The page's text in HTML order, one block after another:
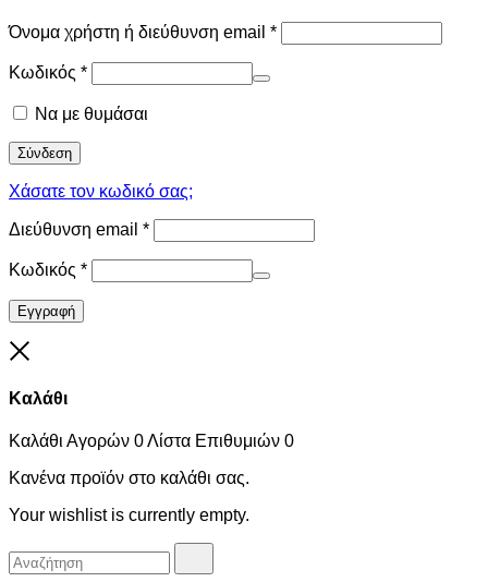
Όνομα χρήστη ή διεύθυνση email *
Κωδικός *
Να με θυμάσαι
Σύνδεση
Χάσατε τον κωδικό σας;
Διεύθυνση email *
Κωδικός *
Εγγραφή
Καλάθι
Καλάθι Αγορών 0Λίστα Επιθυμιών 0
Κανένα προϊόν στο καλάθι σας.
Your wishlist is currently empty.
Αναζήτησα
για: